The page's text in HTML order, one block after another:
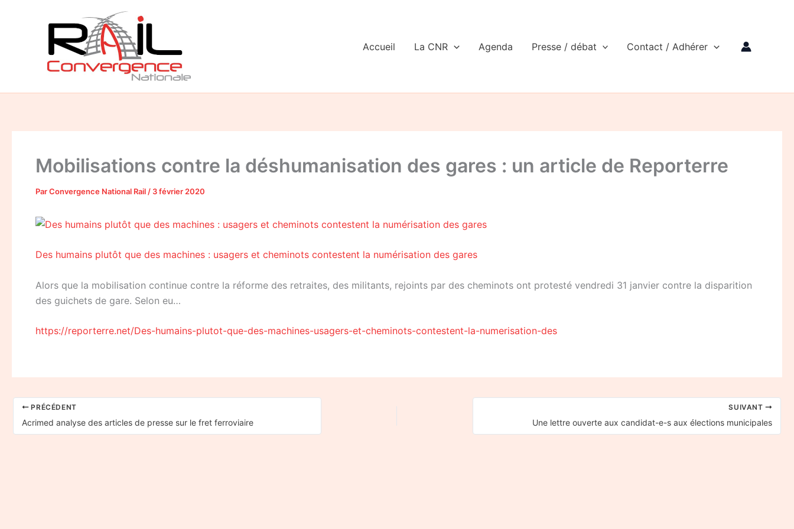
Accueil La CNR Agenda Presse / débat Contact / Adhérer
Mobilisations contre la déshumanisation des gares : un article de Reporterre
ParConvergence National Rail / 3 février 2020
Des humains plutôt que des machines : usagers et cheminots contestent la numérisation des gares
Alors que la mobilisation continue contre la réforme des retraites, des militants, rejoints par des cheminots ont protesté vendredi 31 janvier contre la disparition
des guichets de gare. Selon eu…
https://reporterre.net/Des-humains-plutot-que-des-machines-usagers-et-cheminots-contestent-la-numerisation-des
PRÉCÉDENT
Acrimed analyse des articles de presse sur le fret ferroviaire
SUIVANT
Une lettre ouverte aux candidat-e-s aux élections municipales